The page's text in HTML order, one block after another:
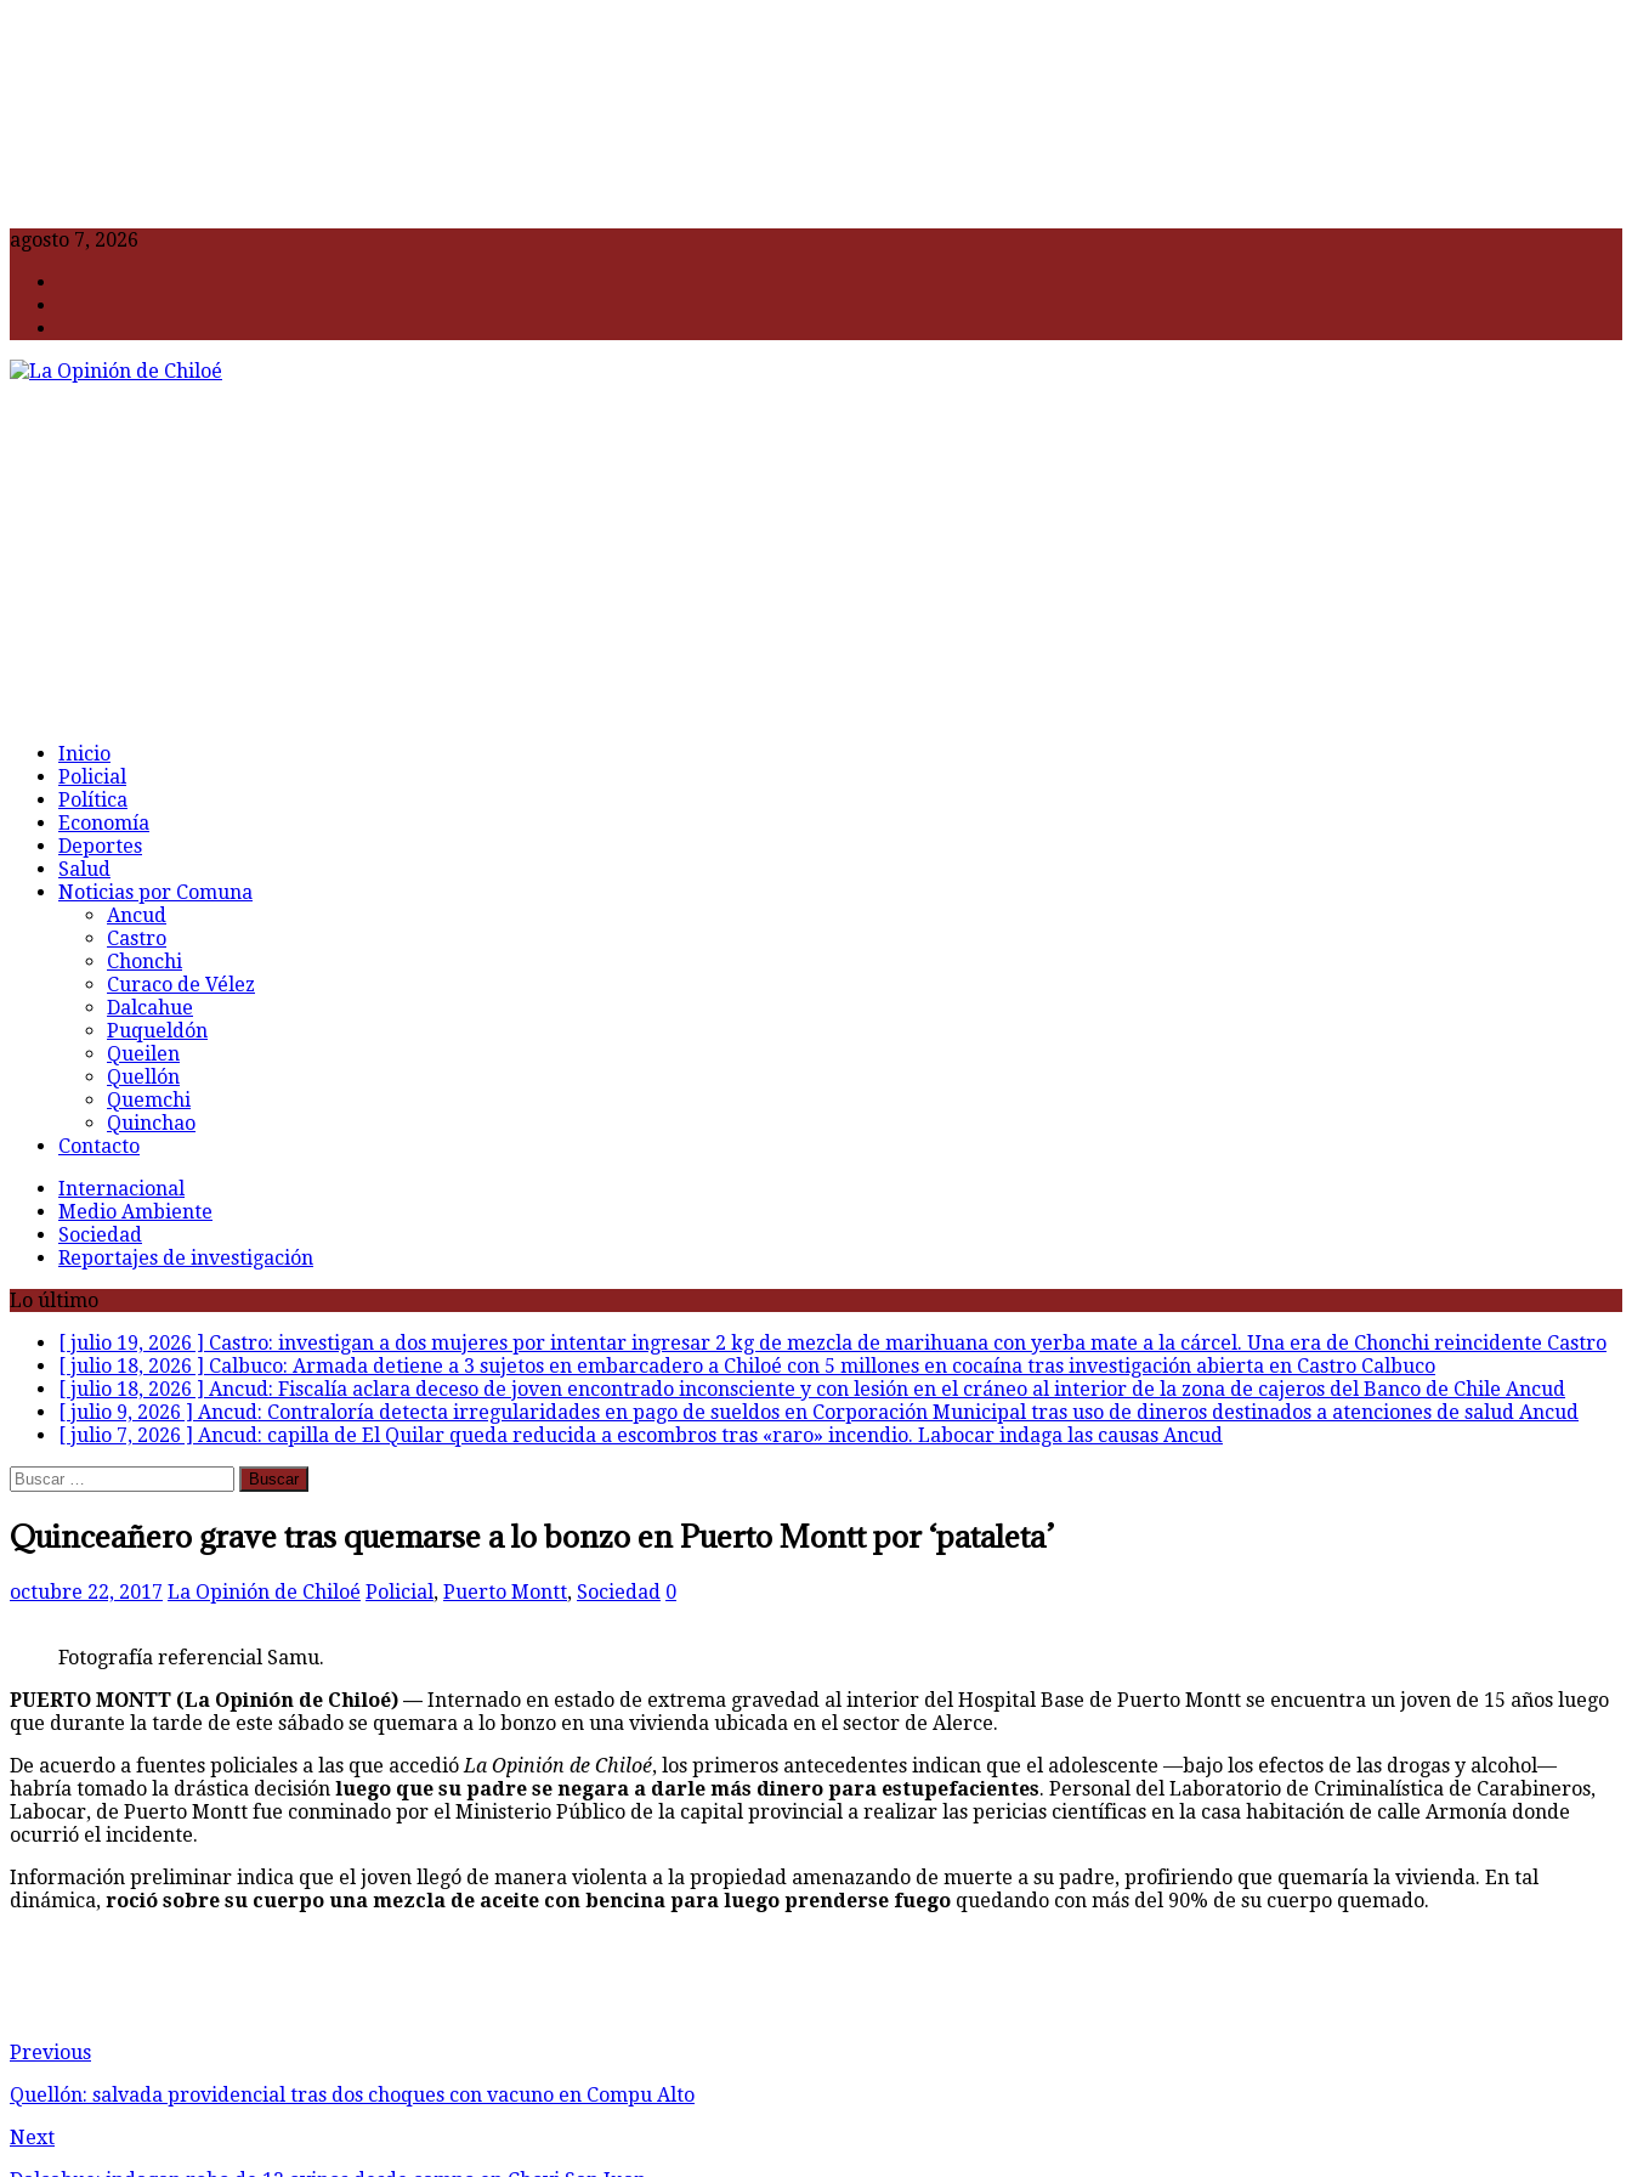
agosto 7, 2026
Inicio
Policial
Política
Economía
Deportes
Salud
Noticias por Comuna
Ancud
Castro
Chonchi
Curaco de Vélez
Dalcahue
Puqueldón
Queilen
Quellón
Quemchi
Quinchao
Contacto
Internacional
Medio Ambiente
Sociedad
Reportajes de investigación
Lo último
[ julio 19, 2026 ] Castro: investigan a dos mujeres por intentar ingresar 2 kg de mezcla de marihuana con yerba mate a la cárcel. Una era de Chonchi reincidente Castro
[ julio 18, 2026 ] Calbuco: Armada detiene a 3 sujetos en embarcadero a Chiloé con 5 millones en cocaína tras investigación abierta en Castro Calbuco
[ julio 18, 2026 ] Ancud: Fiscalía aclara deceso de joven encontrado inconsciente y con lesión en el cráneo al interior de la zona de cajeros del Banco de Chile Ancud
[ julio 9, 2026 ] Ancud: Contraloría detecta irregularidades en pago de sueldos en Corporación Municipal tras uso de dineros destinados a atenciones de salud Ancud
[ julio 7, 2026 ] Ancud: capilla de El Quilar queda reducida a escombros tras «raro» incendio. Labocar indaga las causas Ancud
Buscar:
Quinceañero grave tras quemarse a lo bonzo en Puerto Montt por ‘pataleta’
octubre 22, 2017 La Opinión de Chiloé Policial, Puerto Montt, Sociedad 0
Fotografía referencial Samu.
PUERTO MONTT (La Opinión de Chiloé) — Internado en estado de extrema gravedad al interior del Hospital Base de Puerto Montt se encuentra un joven de 15 años luego
que durante la tarde de este sábado se quemara a lo bonzo en una vivienda ubicada en el sector de Alerce.
De acuerdo a fuentes policiales a las que accedióLa Opinión de Chiloé, los primeros antecedentes indican que el adolescente —bajo los efectos de las drogas y alcohol—
habría tomado la drástica decisión luego que su padre se negara a darle más dinero para estupefacientes. Personal del Laboratorio de Criminalística de Carabineros,
Labocar, de Puerto Montt fue conminado por el Ministerio Público de la capital provincial a realizar las pericias científicas en la casa habitación de calle Armonía donde
ocurrió el incidente.
Información preliminar indica que el joven llegó de manera violenta a la propiedad amenazando de muerte a su padre, profiriendo que quemaría la vivienda. En tal
dinámica, roció sobre su cuerpo una mezcla de aceite con bencina para luego prenderse fuego quedando con más del 90% de su cuerpo quemado.
Previous
Quellón: salvada providencial tras dos choques con vacuno en Compu Alto
Next